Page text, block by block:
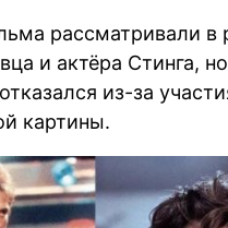
рассматривали в
и актёра Стинга,
из-за
картины.